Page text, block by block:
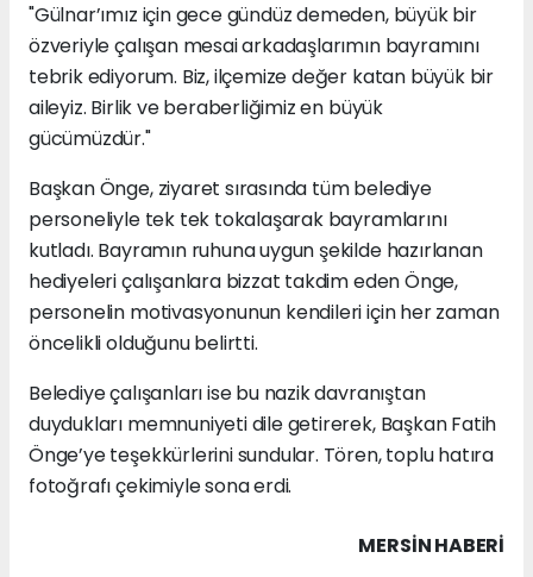
"Gülnar’ımız için gece gündüz demeden, büyük bir
özveriyle çalışan mesai arkadaşlarımın bayramını
tebrik ediyorum. Biz, ilçemize değer katan büyük bir
aileyiz. Birlik ve beraberliğimiz en büyük
gücümüzdür."
Başkan Önge, ziyaret sırasında tüm belediye
personeliyle tek tek tokalaşarak bayramlarını
kutladı. Bayramın ruhuna uygun şekilde hazırlanan
hediyeleri çalışanlara bizzat takdim eden Önge,
personelin motivasyonunun kendileri için her zaman
öncelikli olduğunu belirtti.
Belediye çalışanları ise bu nazik davranıştan
duydukları memnuniyeti dile getirerek, Başkan Fatih
Önge’ye teşekkürlerini sundular. Tören, toplu hatıra
fotoğrafı çekimiyle sona erdi.
MERSIN HABERİ